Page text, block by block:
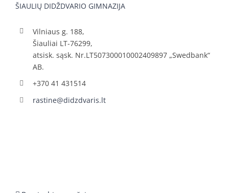
ŠIAULIŲ DIDŽDVARIO GIMNAZIJA
Vilniaus g. 188,
Šiauliai LT-76299,
atsisk. sąsk. Nr.LT507300010002409897 „Swedbank“
AB.
+370 41 431514
rastine@didzdvaris.lt